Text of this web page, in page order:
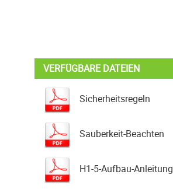
VERFÜGBARE DATEIEN
Sicherheitsregeln
Sauberkeit-Beachten
H1-5-Aufbau-Anleitung